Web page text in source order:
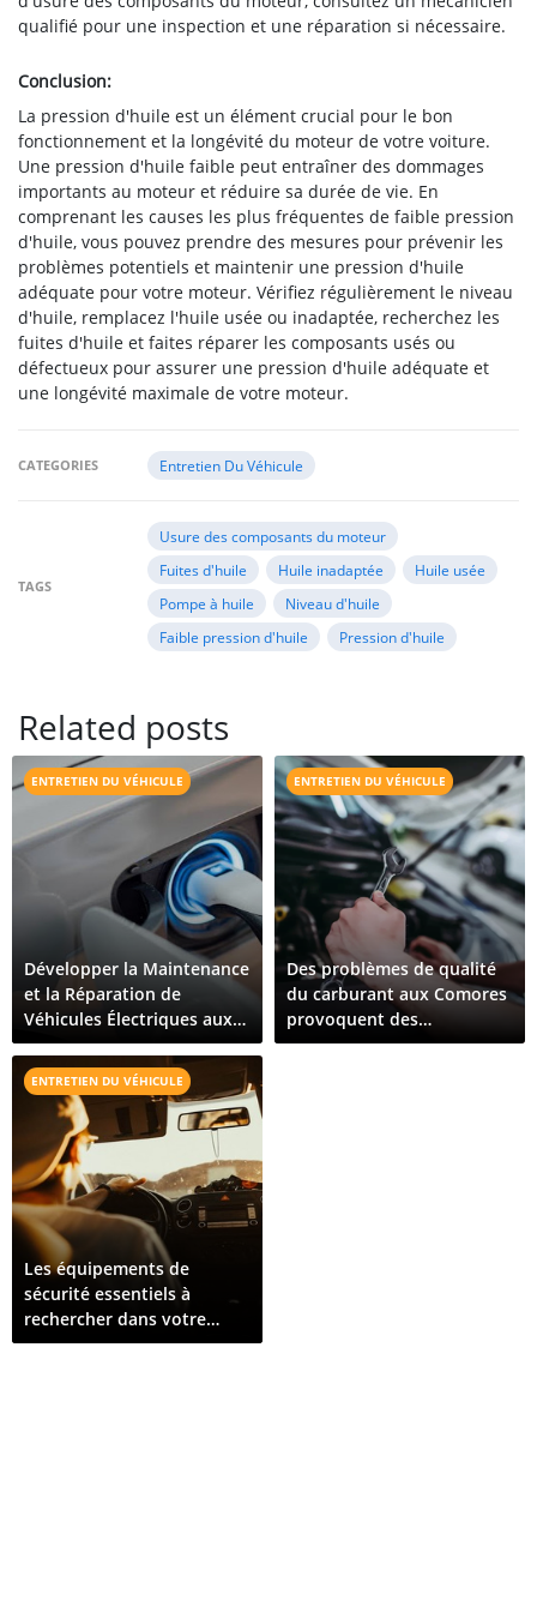
qualifié pour une inspection et une réparation si nécessaire.
Conclusion:
La pression d'huile est un élément crucial pour le bon
fonctionnement et la longévité du moteur de votre voiture.
Une pression d'huile faible peut entraîner des dommages
importants au moteur et réduire sa durée de vie. En
comprenant les causes les plus fréquentes de faible pression
d'huile, vous pouvez prendre des mesures pour prévenir les
problèmes potentiels et maintenir une pression d'huile
adéquate pour votre moteur. Vérifiez régulièrement le niveau
d'huile, remplacez l'huile usée ou inadaptée, recherchez les
fuites d'huile et faites réparer les composants usés ou
défectueux pour assurer une pression d'huile adéquate et
une longévité maximale de votre moteur.
CATEGORIES Entretien Du Véhicule
TAGS
Usure des composants du moteur
Fuites d'huile
Huile inadaptée
Huile usée
Pompe à huile
Niveau d'huile
Faible pression d'huile
Pression d'huile
Related posts
ENTRETIEN DU VÉHICULE
Développer la Maintenance
et la Réparation de
Véhicules Électriques aux
Comores : Ce Qu'il Faut
Pour Croître
ENTRETIEN DU VÉHICULE
Des problèmes de qualité
du carburant aux Comores
provoquent des
dysfonctionnements de
ENTRETIEN DU VÉHICULE
Les équipements de
sécurité essentiels à
rechercher dans votre
prochain véhicule